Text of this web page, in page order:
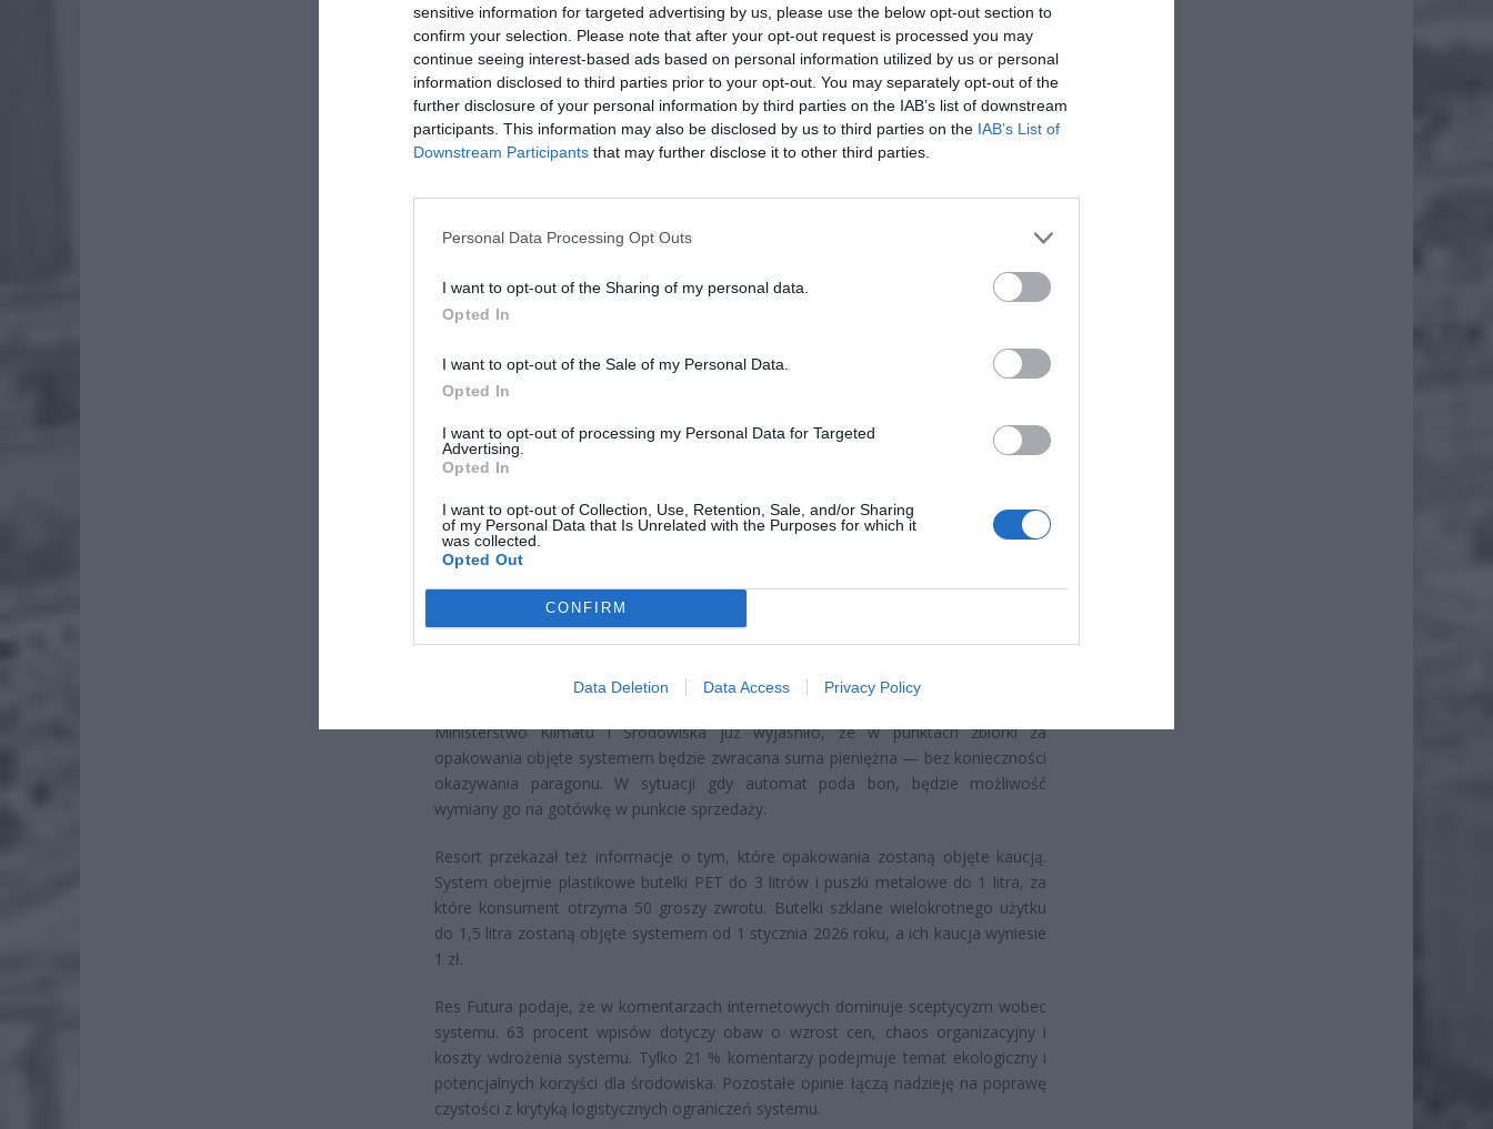
sensitive information for targeted advertising by us, please use the below opt-out section to
confirm your selection. Please note that after your opt-out request is processed you may
continue seeing interest-based ads based on personal information utilized by us or personal
information disclosed to third parties prior to your opt-out. You may separately opt-out of the
further disclosure of your personal information by third parties on the IAB’s list of downstream
participants. This information may also be disclosed by us to third parties on the IAB’s List of
Downstream Participants that may further disclose it to other third parties.
Personal Data Processing Opt Outs
I want to opt-out of the Sharing of my personal data.
Opted In
I want to opt-out of the Sale of my Personal Data.
Opted In
I want to opt-out of processing my Personal Data for Targeted
Advertising.
Opted In
I want to opt-out of Collection, Use, Retention, Sale, and/or Sharing
of my Personal Data that Is Unrelated with the Purposes for which it
was collected.
Opted Out
CONFIRM
Data Deletion Data Access Privacy Policy
Najczęstsze wątpliwości dotyczą formy zwrotu kaucji oraz stanu opakowania, jakie
będzie akceptowane przez automat.
Internauci pytają, czy kaucja zostanie zwrócona gotówką, bonem czy w innej formie,
oraz czy będą przyjmowane butelki zgniecione lub uszkodzone, a także jak postąpić
Ministerstwo Klimatu i Środowiska już wyjaśniło, że w punktach zbiórki za
opakowania objęte systemem będzie zwracana suma pieniężna — bez konieczności
okazywania paragonu. W sytuacji gdy automat poda bon, będzie możliwość
wymiany go na gotówkę w punkcie sprzedaży.
Resort przekazał też informacje o tym, które opakowania zostaną objęte kaucją.
System obejmie plastikowe butelki PET do 3 litrów i puszki metalowe do 1 litra, za
które konsument otrzyma 50 groszy zwrotu. Butelki szklane wielokrotnego użytku
do 1,5 litra zostaną objęte systemem od 1 stycznia 2026 roku, a ich kaucja wyniesie
1 zł.
Res Futura podaje, że w komentarzach internetowych dominuje sceptycyzm wobec
systemu. 63 procent wpisów dotyczy obaw o wzrost cen, chaos organizacyjny i
koszty wdrożenia systemu. Tylko 21 % komentarzy podejmuje temat ekologiczny i
potencjalnych korzyści dla środowiska. Pozostałe opinie łączą nadzieję na poprawę
czystości z krytyką logistycznych ograniczeń systemu.